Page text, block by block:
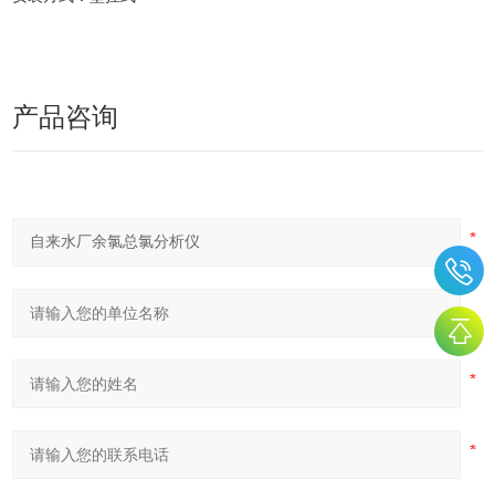
产品咨询